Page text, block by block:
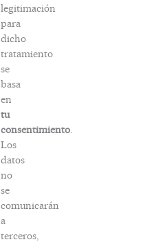
legitimación
para
dicho
tratamiento
se
basa
en
tu
consentimiento.
Los
datos
no
se
comunicarán
a
terceros,